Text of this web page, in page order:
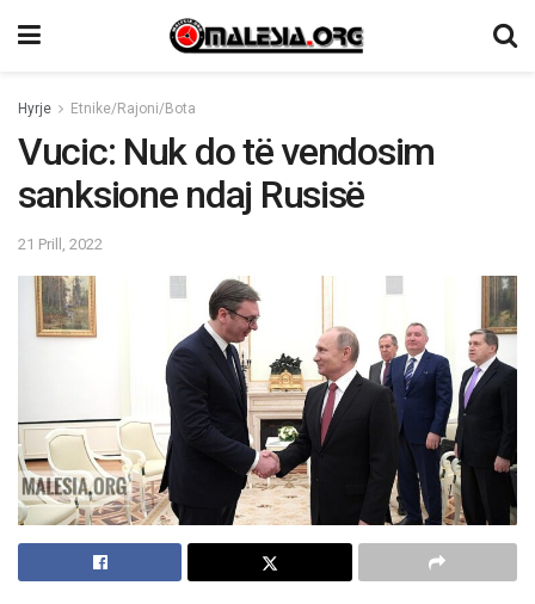
Hyrje Etnike/Rajoni/Bota
Vucic: Nuk do të vendosim
sanksione ndaj Rusisë
21 Prill, 2022